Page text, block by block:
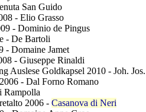
San Guido
- Elio Grasso
- Dominio de Pingus
- De Bartoli
- Domaine Jamet
- Giuseppe Rinaldi
Auslese Goldkapsel 2010 - Joh.
- Dal Forno Romano
Rampolla
2006 - Casanova di Neri